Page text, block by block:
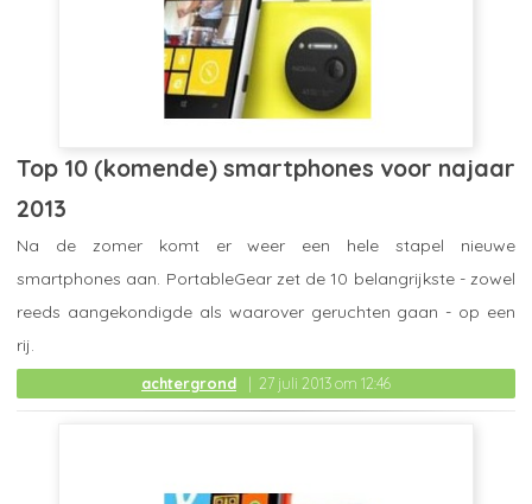
Top 10 (komende) smartphones voor najaar
2013
achtergrond 27 juli 2013 om 12:46
Na de zomer komt er weer een hele stapel nieuwe
smartphones aan. PortableGear zet de 10 belangrijkste - zowel
reeds aangekondigde als waarover geruchten gaan - op een
rij.